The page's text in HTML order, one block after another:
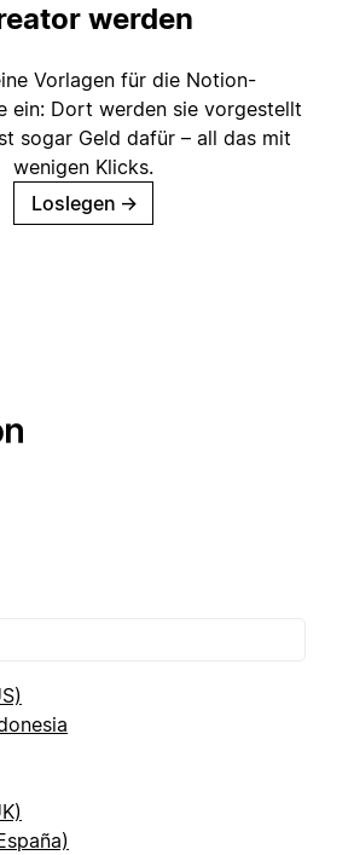
werden
Vorlagen für die Notion-
ein: Dort werden sie vorgestellt
sogar Geld dafür – all das mit
wenigen Klicks.
Loslegen →